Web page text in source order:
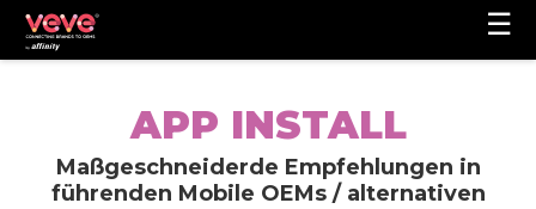
☰
APP INSTALL
Maßgeschneiderde Empfehlungen in
führenden Mobile OEMs / alternativen